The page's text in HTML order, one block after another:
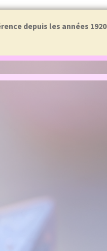
depuis les années 1920